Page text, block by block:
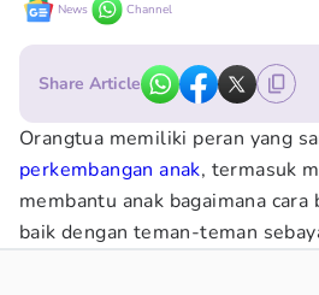
News Channel
Share Article
Orangtua memiliki peran yang
perkembangan anak, termasuk
membantu anak bagaimana
baik dengan teman-teman